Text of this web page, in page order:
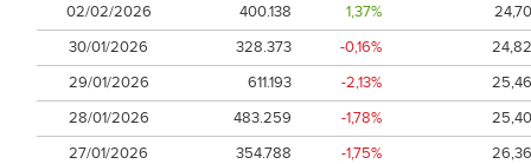
02/02/2026
400.138 1,37%
24,70
30/01/2026
328.373 -0,16%
24,82
29/01/2026
611.193 -2,13%
25,46
28/01/2026
483.259 -1,78%
25,40
27/01/2026
354.788 -1,75%
26,36